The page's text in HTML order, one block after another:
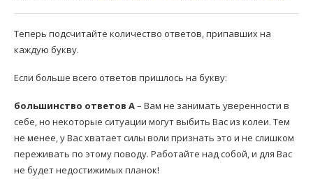
Теперь подсчитайте количество ответов, припавших на
каждую букву.
Если больше всего ответов пришлось на букву:
большинство ответов А– Вам не занимать уверенности в
себе, но некоторые ситуации могут выбить Вас из колеи. Тем
не менее, у Вас хватает силы воли признать это и не слишком
переживать по этому поводу. Работайте над собой, и для Вас
не будет недостижимых планок!